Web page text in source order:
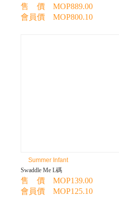
售 價 MOP889.00
會員價 MOP800.10
Summer Infant
Swaddle Me L碼
售 價 MOP139.00
會員價 MOP125.10